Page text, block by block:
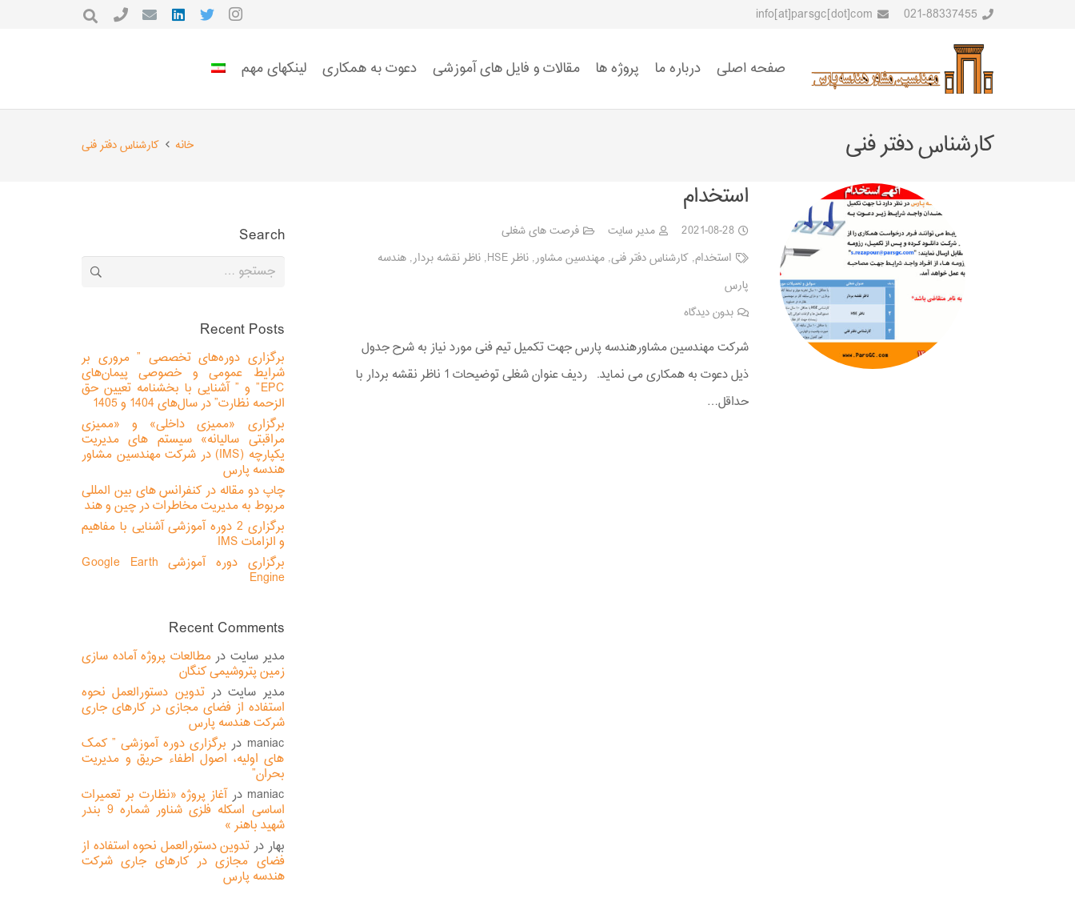
021-88337455
info[at]parsgc[dot]com
صفحه اصلی درباره ما پروژه ها مقالات و فایل های آموزشی دعوت به همکاری لینکهای مهم
کارشناس دفتر فنی خانه کارشناس دفتر فنی
استخدام
2021-08-28 مدیر سایت
فرصت های شغلی
استخدام,کارشناس دفتر فنی,مهندسین مشاور,ناظر HSE ,ناظر نقشه بردار,هندسه
پارس
بدون دیدگاه
شرکت مهندسین مشاورهندسه پارس جهت تکمیل تیم فنی مورد نیاز به شرح جدول
ذیل دعوت به همکاری می نماید. ردیف عنوان شغلی توضیحات 1 ناظر نقشه بردار با
حداقل…
Search
جستجو
Recent Posts
برگزاری دوره‌های تخصصی ” مروری بر
شرایط عمومی و خصوصی پیمان‌های
EPC” و ” آشنایی با بخشنامه تعیین حق
الزحمه نظارت” در سال‌های 1404 و 1405
برگزاری «ممیزی داخلی» و «ممیزی
مراقبتی سالیانه» سیستم های مدیریت
یکپارچه (IMS) در شرکت مهندسین مشاور
هندسه پارس
چاپ دو مقاله در کنفرانس های بین المللی
مربوط به مدیریت مخاطرات در چین و هند
برگزاری 2 دوره آموزشی آشنایی با مفاهیم
و الزامات IMS
برگزاری دوره آموزشی Google Earth
Engine
Recent Comments
مدیر سایت درمطالعات پروژه آماده سازی
زمین پتروشیمی کنگان
مدیر سایتدرتدوین دستورالعمل نحوه
استفاده از فضای مجازی در کارهای جاری
شرکت هندسه پارس
maniac در برگزاری دوره آموزشی ” کمک
های اولیه، اصول اطفاء حریق و مدیریت
بحران”
maniac درآغاز پروژه «نظارت بر تعمیرات
اساسی اسکله فلزی شناور شماره 9 بندر
شهید باهنر »
بهار در تدوین دستورالعمل نحوه استفاده از
فضای مجازی در کارهای جاری شرکت
هندسه پارس